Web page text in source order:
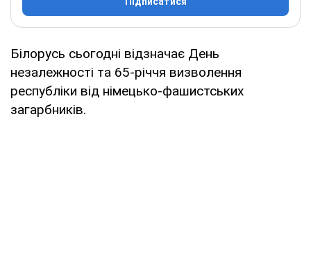
Білорусь сьогодні відзначає День
незалежності та 65-річчя визволення
республіки від німецько-фашистських
загарбників.